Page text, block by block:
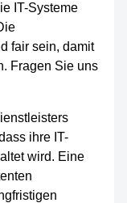
IT-Systeme
fair sein, damit
Fragen Sie uns
ihre IT-
wird. Eine